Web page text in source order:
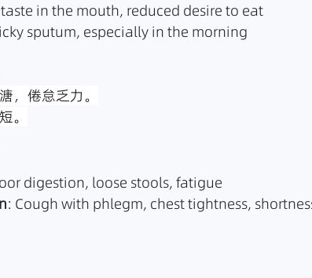
in the mouth, reduced desire to eat
sputum, especially in the morning
，倦怠乏力。
。
digestion, loose stools, fatigue
: Cough with phlegm, chest tightness,